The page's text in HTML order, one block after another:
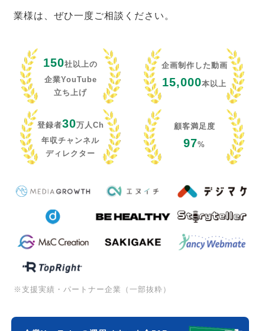
業様は、ぜひ一度ご相談ください。
150社以上の
企業YouTube
立ち上げ
企画制作した動画
15,000本以上
登録者30万人Ch
年収チャンネル
ディレクター
顧客満足度
97%
※支援実績・パートナー企業（一部抜粋）